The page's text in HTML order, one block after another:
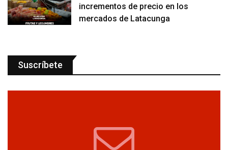
incrementos de precio en los
mercados de Latacunga
Suscríbete